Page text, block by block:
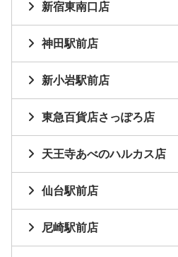
新宿東南口店
神田駅前店
新小岩駅前店
東急百貨店さっぽろ店
天王寺あべのハルカス店
仙台駅前店
尼崎駅前店